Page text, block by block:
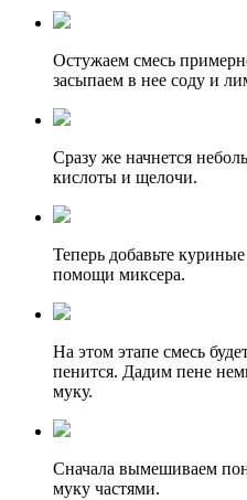
Остужаем смесь
засыпаем в нее соду и
Сразу же начнется
кислоты и щелочи.
Теперь добавьте
помощи миксера.
На этом этапе смесь
пенится. Дадим пене
муку.
Сначала вымешиваем
муку частями.